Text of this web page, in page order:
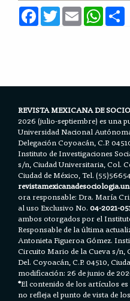
F
a
c
T
w
i
E
m
a
W
h
a
REVISTA MEXICANA DE
2026 (julio-septiembre) es una
Universidad Nacional
Delegación Coyoacán, C.P.
Instituto de Investigaciones
s/n, Ciudad Universitaria, Col.
Ciudad de México, Tel.
ora responsable: Dra. María
al uso Exclusivo No.04-2021-
ambos otorgados por el
Responsable de la última
Antonieta Figueroa Gómez.
Circuito Mario de la Cueva s/n,
Del. Coyoacán, C.P. 04510,
modificación: 26 de junio de
*El contenido de los artículos
no refleja el punto de vista de